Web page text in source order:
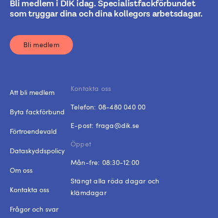
Bli medlem i DIK idag. Specialistfackförbundet
som tryggar dina och dina kollegors arbetsdagar.
Bli medlem
Att bli medlem
Byta fackförbund
Förtroendevald
Dataskyddspolicy
Om oss
Kontakta oss
Frågor och svar
Kontakta oss
Telefon: 08-480 040 00
E-post: fraga@dik.se
Öppet
Mån-fre: 08:30-12:00
Stängt alla röda dagar och
klämdagar